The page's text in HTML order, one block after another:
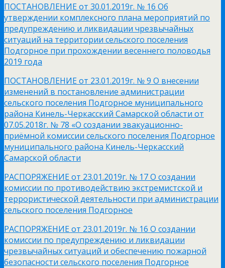
ПОСТАНОВЛЕНИЕ от 30.01.2019г. № 16 Об
утверждении комплексного плана мероприятий по
предупреждению и ликвидации чрезвычайных
ситуаций на территории сельского поселения
Подгорное при прохождении весеннего половодья
2019 года
ПОСТАНОВЛЕНИЕ от 23.01.2019г. № 9 О внесении
изменений в постановление администрации
сельского поселения Подгорное муниципального
района Кинель-Черкасский Самарской области от
07.05.2018г. № 78 «О создании эвакуационно-
приёмной комиссии сельского поселения Подгорное
муниципального района Кинель-Черкасский
Самарской области
РАСПОРЯЖЕНИЕ от 23.01.2019г. № 17 О создании
комиссии по противодействию экстремистской и
террористической деятельности при администрации
сельского поселения Подгорное
РАСПОРЯЖЕНИЕ от 23.01.2019г. № 16 О создании
комиссии по предупреждению и ликвидации
чрезвычайных ситуаций и обеспечению пожарной
безопасности сельского поселения Подгорное